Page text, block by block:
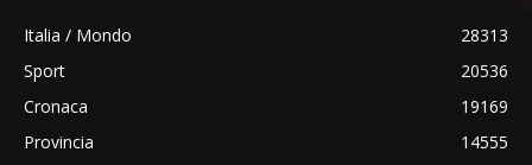
Italia / Mondo
28313
Sport
20536
Cronaca
19169
Provincia
14555